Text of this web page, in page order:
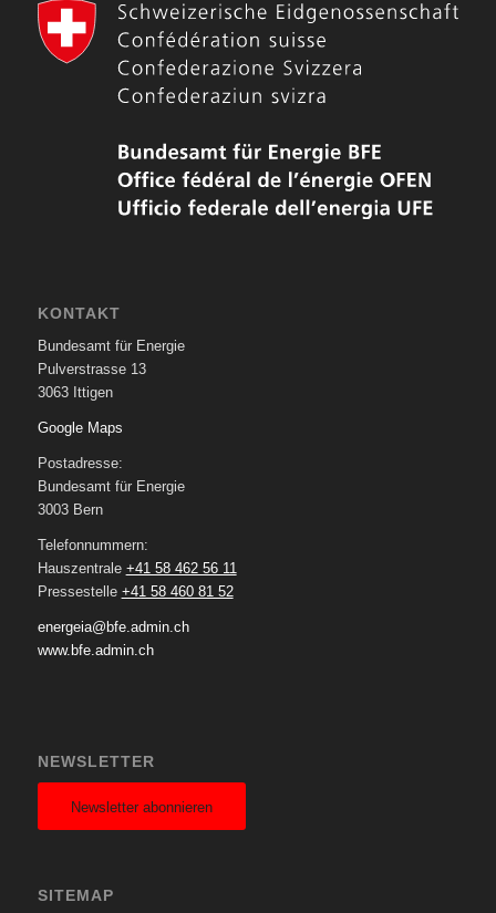
KONTAKT
Bundesamt für Energie
Pulverstrasse 13
3063 Ittigen
Google Maps
Postadresse:
Bundesamt für Energie
3003 Bern
Telefonnummern:
Hauszentrale +41 58 462 56 11
Pressestelle +41 58 460 81 52
energeia@bfe.admin.ch
www.bfe.admin.ch
NEWSLETTER
Newsletter abonnieren
SITEMAP